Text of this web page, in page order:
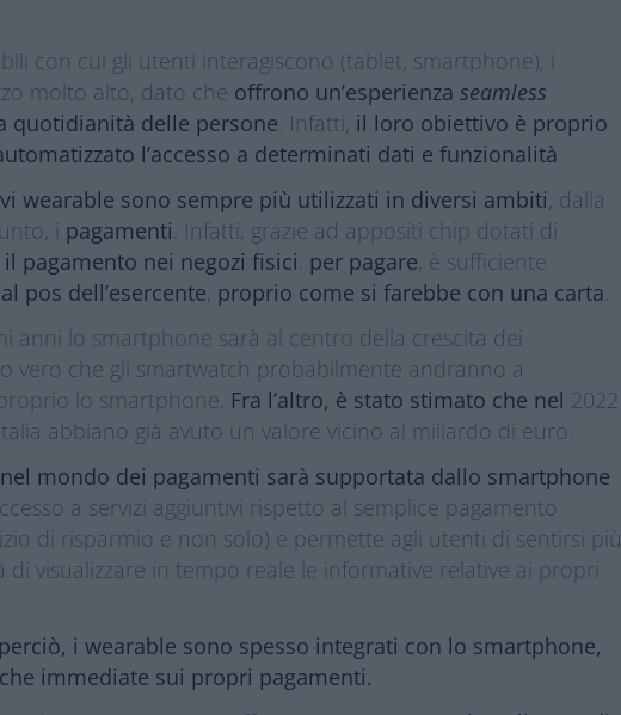
con cui gli utenti interagiscono (tablet, smartphone), i
molto alto, dato che offrono un’esperienzaseamless
quotidianità delle persone. Infatti, il loro obiettivo è proprio
l’accesso a determinati dati e funzionalità.
wearable sono sempre più utilizzati in diversi ambiti , dalla
i pagamenti. Infatti, grazie ad appositi chip dotati di
pagamento nei negozi fisici: per pagare , è sufficiente
pos dell’esercente proprio come si farebbe con una carta.
anni lo smartphone sarà al centro della crescita dei
vero che gli smartwatch probabilmente andranno a
lo smartphone. Fra l’altro, è stato stimato che nel 2022
abbiano già avuto un valore vicino al miliardo di euro.
mondo dei pagamenti sarà supportata dallo smartphone
a servizi aggiuntivi rispetto al semplice pagamento
di risparmio e non solo) e permette agli utenti di sentirsi più
visualizzare in tempo reale le informative relative ai propri
i wearable sono spesso integrati con lo smartphone,
immediate sui propri pagamenti.